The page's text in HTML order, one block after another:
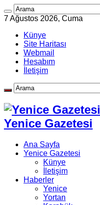
7 Ağustos 2026, Cuma
Künye
Site Haritası
Webmail
Hesabım
İletişim
Yenice Gazetesi
Ana Sayfa
Yenice Gazetesi
Künye
İletişim
Haberler
Yenice
Yortan